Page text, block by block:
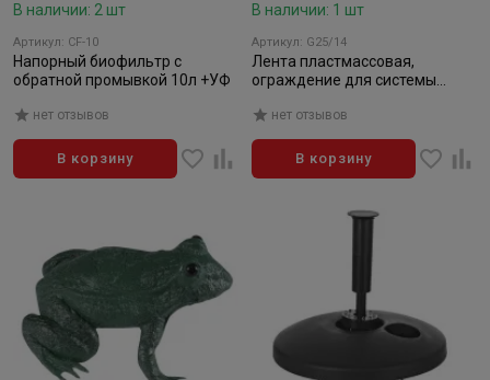
В наличии: 2 шт
Артикул: CF-10
Напорный биофильтр с
обратной промывкой 10л +УФ
нет отзывов
В корзину
В наличии: 1 шт
Артикул: G25/14
Лента пластмассовая,
ограждение для системы
25мнет отзывов
В корзину